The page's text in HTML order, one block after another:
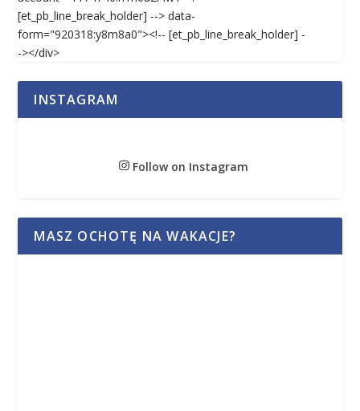
[et_pb_line_break_holder] --> data-
form="920318:y8m8a0"><!-- [et_pb_line_break_holder] -
-></div>
INSTAGRAM
Follow on Instagram
MASZ OCHOTĘ NA WAKACJE?